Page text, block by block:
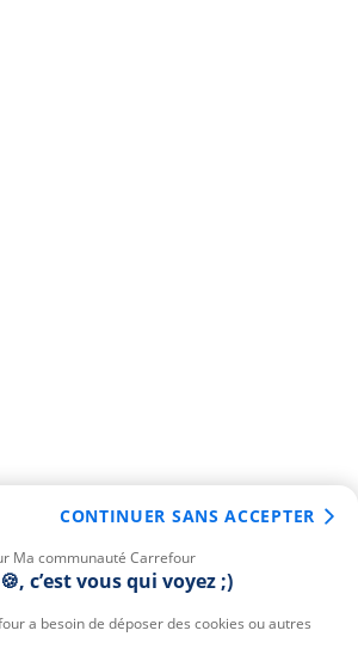
Ma communauté Carrefour
c’est vous qui voyez ;)
a besoin de déposer des cookies ou autres
CONTINUER SANS ACCEPTER